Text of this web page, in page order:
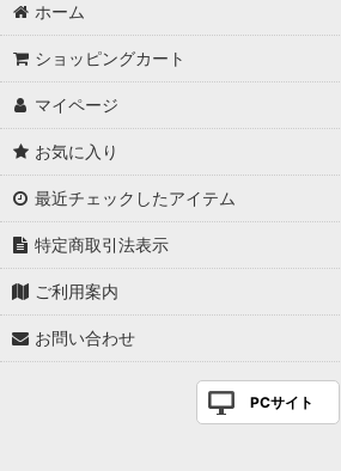
ホーム
ショッピングカート
マイページ
お気に入り
最近チェックしたアイテム
特定商取引法表示
ご利用案内
お問い合わせ
PCサイト